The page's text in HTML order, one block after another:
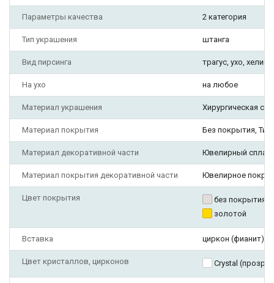
Параметры качества 2 категория
Тип украшения штанга
Вид пирсинга трагус, ухо,
На ухо на любое
Материал украшения Хирургическая
Материал покрытия Без покрытия,
Материал декоративной части Ювелирный сплав
Материал покрытия декоративной части Ювелирное
Цвет покрытия
без покрытия
золотой
Вставка циркон (фианит)
Цвет кристаллов, цирконов Crystal